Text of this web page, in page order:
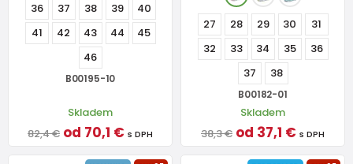
36
37 38 39
40
41
42 43 44
45
46
B00195-10
Skladem
82,4 € od 70,1 € s DPH
27 28 29 30
31
32
33 34 35
36
37
38
B00182-01
Skladem
38,3 € od 37,1 € s DPH